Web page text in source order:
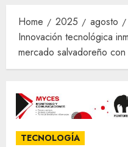
Home 2025 agosto
Innovación tecnológica
mercado salvadoreño
TECNOLOGÍA